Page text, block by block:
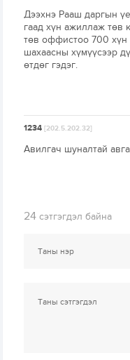
Дээхнэ Рааш даргын
гаад хүн ажиллаж төв
төв оффистоо 700 хүн
шахаасны хүмүүсээр
өтдөг гэдэг.
1234[202.5.202.32]
Авилгач шуналтай
24 сэтгэгдэл байна